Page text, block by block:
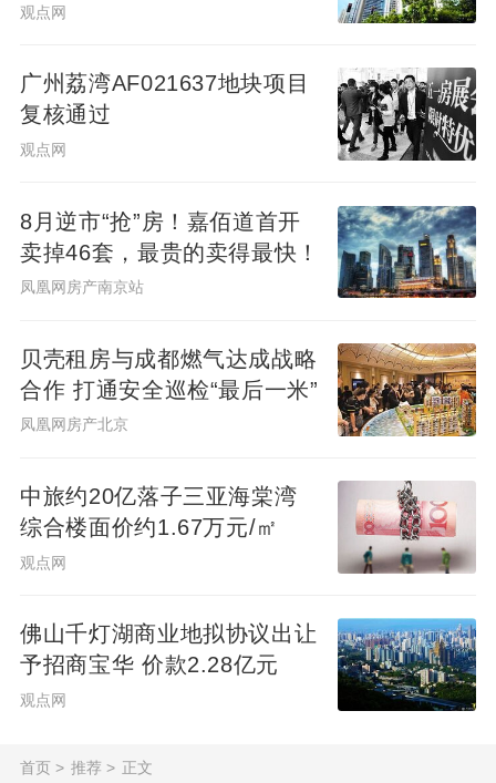
观点网
广州荔湾AF021637地块项目
复核通过
观点网
8月逆市“抢”房！嘉佰道首开
卖掉46套，最贵的卖得最快！
凤凰网房产南京站
贝壳租房与成都燃气达成战略
合作 打通安全巡检“最后一米”
凤凰网房产北京
中旅约20亿落子三亚海棠湾
综合楼面价约1.67万元/㎡
观点网
佛山千灯湖商业地拟协议出让
予招商宝华 价款2.28亿元
观点网
首页 > 推荐 > 正文